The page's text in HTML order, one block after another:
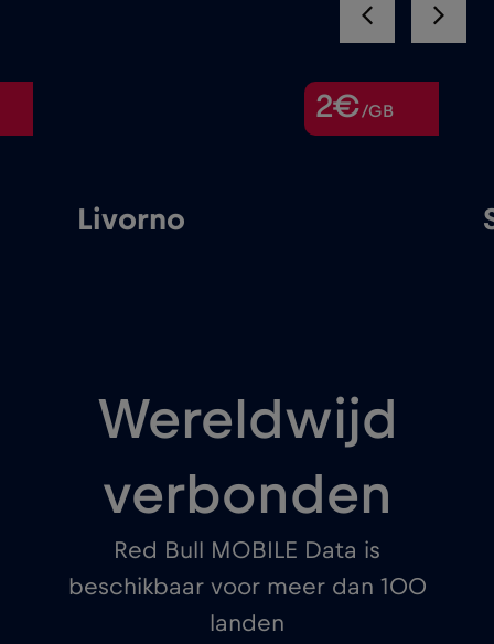
2€/GB
Livorno
Wereldwijd
verbonden
Red Bull MOBILE Data is
beschikbaar voor meer dan 100
landen